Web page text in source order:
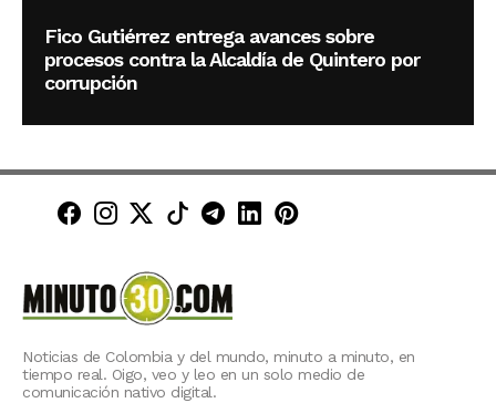
Fico Gutiérrez entrega avances sobre
procesos contra la Alcaldía de Quintero por
corrupción
Minuto30 en Facebook
Minuto30 en Instagram
Minuto30 en X (Twitter)
Minuto30 en TikTok
Canal de Minuto30 en
Minuto30 en LinkedIn
Minuto30 en
Noticias de Colombia y del mundo, minuto a minuto, en
tiempo real. Oigo, veo y leo en un solo medio de
comunicación nativo digital.